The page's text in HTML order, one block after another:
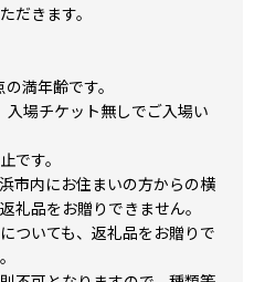
だきます。
満年齢です。
入場チケット無しでご入場い
です。
市内にお住まいの方からの横
礼品をお贈りできません。
ついても、返礼品をお贈りで